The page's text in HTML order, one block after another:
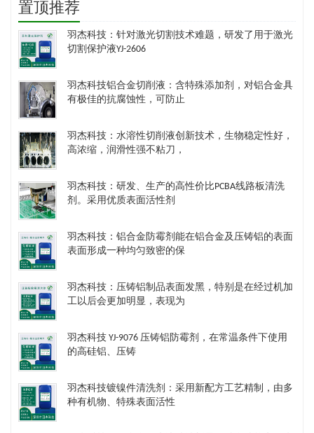
置顶推荐
羽杰科技：针对激光切割技术难题，研发了用于激光
切割保护液YJ-2606
羽杰科技铝合金切削液：含特殊添加剂，对铝合金具
有极佳的抗腐蚀性，可防止
羽杰科技：水溶性切削液创新技术，生物稳定性好，
高浓缩，润滑性强不粘刀，
羽杰科技：研发、生产的高性价比PCBA线路板清洗
剂。采用优质表面活性剂
羽杰科技：铝合金防霉剂能在铝合金及压铸铝的表面
表面形成一种均匀致密的保
羽杰科技：压铸铝制品表面发黑，特别是在经过机加
工以后会更加明显，表现为
羽杰科技 YJ-9076 压铸铝防霉剂，在常温条件下使用
的高硅铝、压铸
羽杰科技镀镍件清洗剂​：采用新配方工艺精制，由多
种有机物、特殊表面活性